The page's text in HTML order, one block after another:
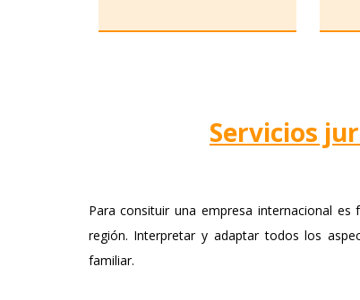
Servicios
Para consituir una empresa internacional
región. Interpretar y adaptar todos los
familiar.